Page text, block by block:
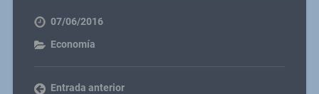
07/06/2016
Economía
Entrada anterior